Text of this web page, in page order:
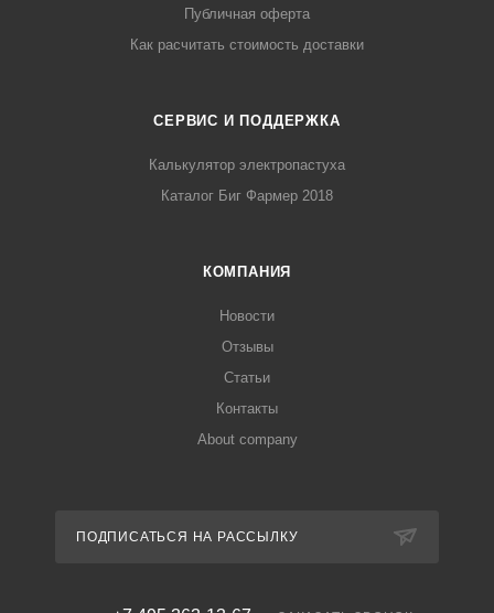
Публичная оферта
Как расчитать стоимость доставки
СЕРВИС И ПОДДЕРЖКА
Калькулятор электропастуха
Каталог Биг Фармер 2018
КОМПАНИЯ
Новости
Отзывы
Статьи
Контакты
About company
ПОДПИСАТЬСЯ НА РАССЫЛКУ